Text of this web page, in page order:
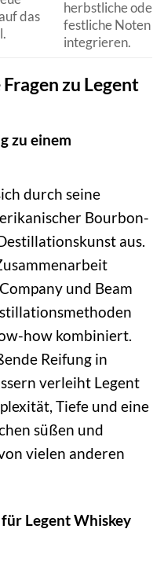
das
herbstliche oder
festliche Noten
integrieren.
zu Legent
zu einem
durch seine
Bourbon-
aus.
und Beam
how kombiniert.
Reifung in
verleiht Legent
Tiefe und eine
süßen und
vielen anderen
Legent Whiskey